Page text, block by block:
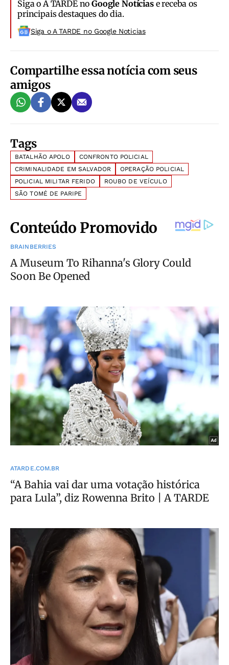
Siga o A TARDE noGoogle Notíciase receba os
principais destaques do dia.
Siga o A TARDE no Google Noticias
Compartilhe essa notícia com seus
amigos
Tags
BATALHÃO APOLO
CONFRONTO POLICIAL
CRIMINALIDADE EM SALVADOR
OPERAÇÃO POLICIAL
POLICIAL MILITAR FERIDO
ROUBO DE VEÍCULO
SÃO TOMÉ DE PARIPE